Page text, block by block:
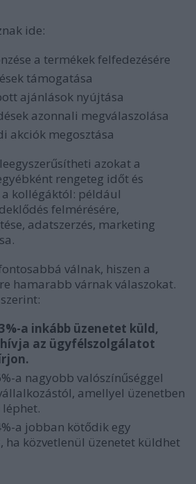
ide:
a termékek felfedezésére
támogatása
ajánlások nyújtása
azonnali megválaszolása
akciók megosztása
azokat a
rengeteg időt és
a kollégáktól: például
felmérésére,
adatszerzés, marketing
válnak, hiszen a
hamarabb várnak válaszokat.
a inkább üzenetet küld,
az ügyfélszolgálatot
a nagyobb valószínűséggel
amellyel üzenetben
a jobban kötődik egy
ha közvetlenül üzenetet küldhet